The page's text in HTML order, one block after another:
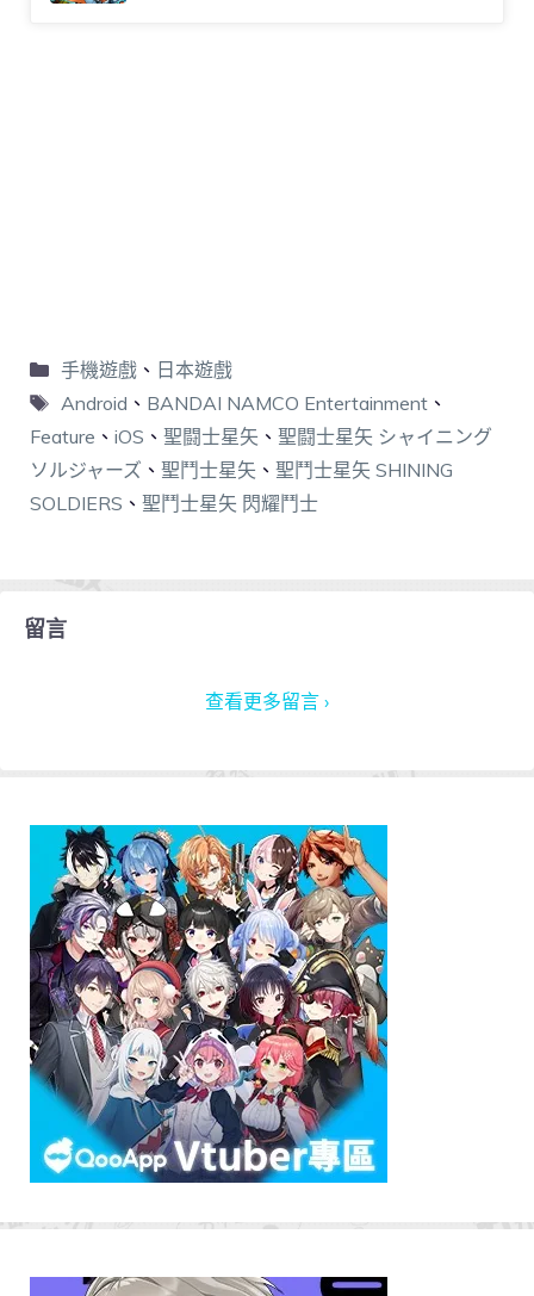
手機遊戲、 日本遊戲
Android 、 BANDAI NAMCO Entertainment、
Feature 、 iOS 、 聖闘士星矢 、 聖闘士星矢 シャイニング
ソルジャーズ 、 聖鬥士星矢 、 聖鬥士星矢 SHINING
SOLDIERS 、 聖鬥士星矢 閃耀鬥士
留言
查看更多留言 ›